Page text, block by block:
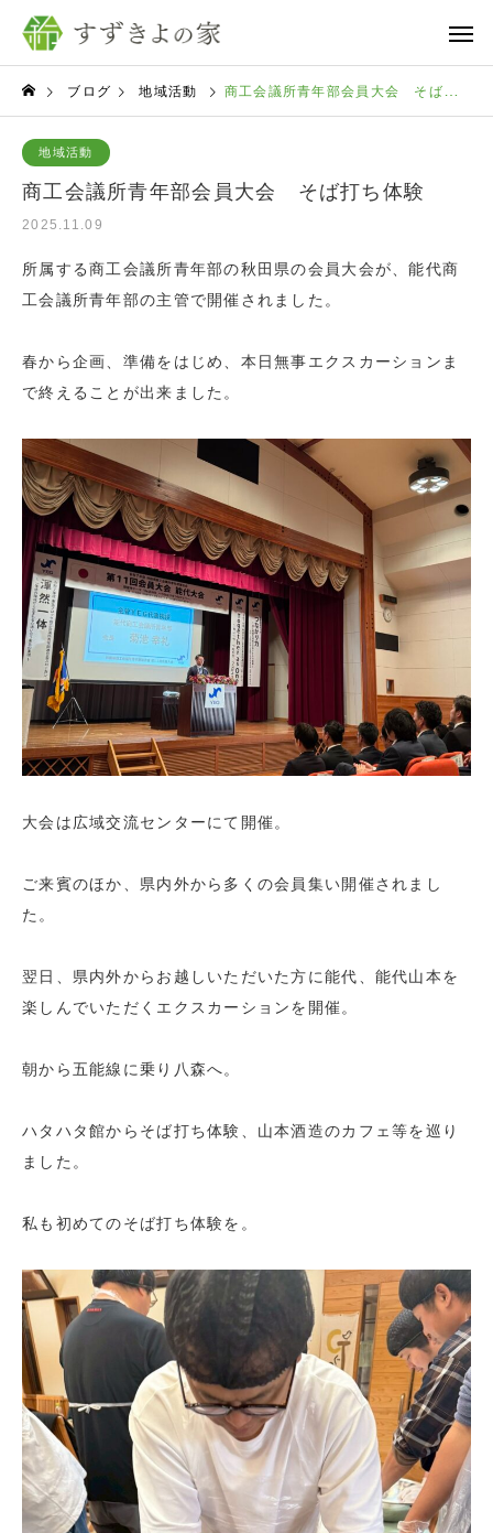
ブログ 地域活動 商工会議所青年部会員大会 そば打ち体験
地域活動
商工会議所青年部会員大会 そば打ち体験
2025.11.09
所属する商工会議所青年部の秋田県の会員大会が、能代商
工会議所青年部の主管で開催されました。
春から企画、準備をはじめ、本日無事エクスカーションま
で終えることが出来ました。
大会は広域交流センターにて開催。
ご来賓のほか、県内外から多くの会員集い開催されまし
た。
翌日、県内外からお越しいただいた方に能代、能代山本を
楽しんでいただくエクスカーションを開催。
朝から五能線に乗り八森へ。
ハタハタ館からそば打ち体験、山本酒造のカフェ等を巡り
ました。
私も初めてのそば打ち体験を。